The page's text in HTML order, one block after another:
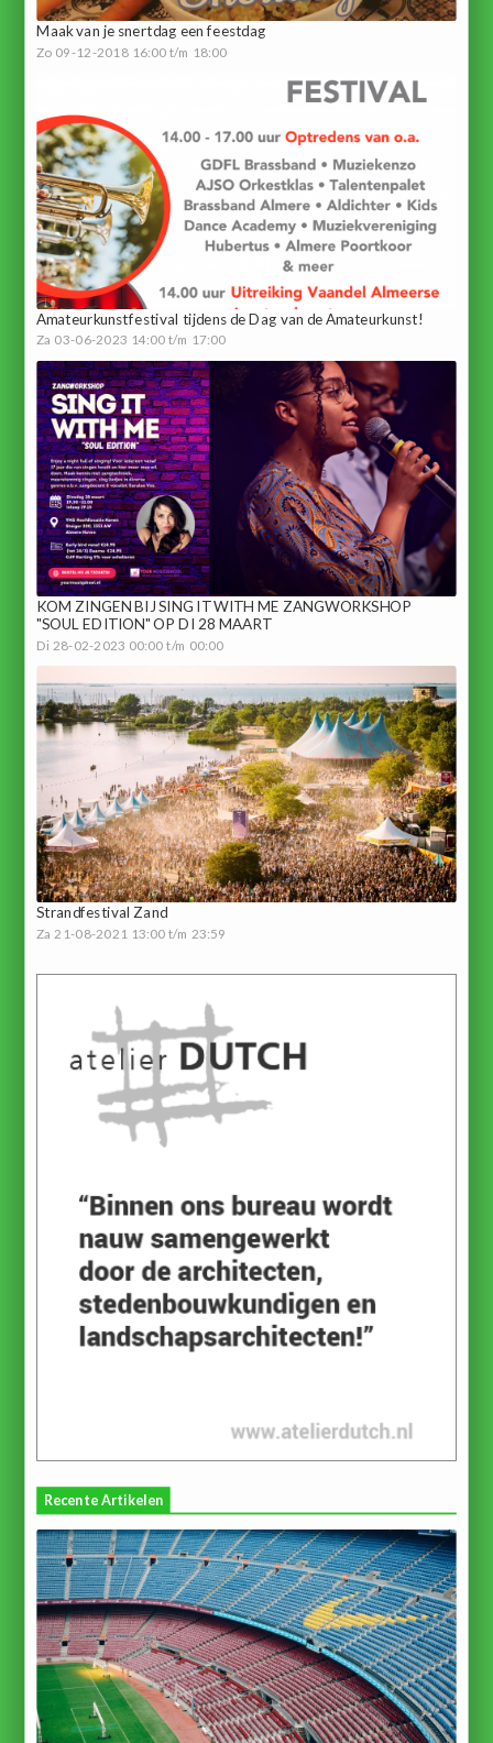
Maak van je snertdag een feestdag
Zo 09-12-2018 16:00 t/m 18:00
Amateurkunstfestival tijdens de Dag van de Amateurkunst!
Za 03-06-2023 14:00 t/m 17:00
KOM ZINGEN BIJ SING IT WITH ME ZANGWORKSHOP
"SOUL EDITION" OP DI 28 MAART
Di 28-02-2023 00:00 t/m 00:00
Strandfestival Zand
Za 21-08-2021 13:00 t/m 23:59
Recente Artikelen